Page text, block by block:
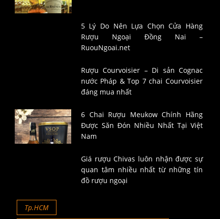
5 Lý Do Nên Lựa Chọn Cửa Hàng
Rượu Ngoại Đồng Nai –
RuouNgoai.net
Rượu Courvoisier – Di sản Cognac
nước Pháp & Top 7 chai Courvoisier
đáng mua nhất
6 Chai Rượu Meukow Chính Hãng
Được Săn Đón Nhiều Nhất Tại Việt
Nam
Giá rượu Chivas luôn nhận được sự
quan tâm nhiều nhất từ những tín
đồ rượu ngoại
Tp.HCM